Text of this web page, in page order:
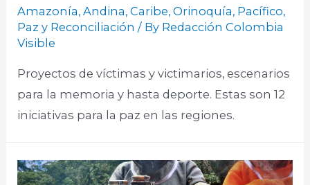
Amazonía,Andina,Caribe,Orinoquía, Pacífico,
Paz y Reconciliación / By Redacción Colombia
Visible
Proyectos de víctimas y victimarios, escenarios
para la memoria y hasta deporte. Estas son 12
iniciativas para la paz en las regiones.